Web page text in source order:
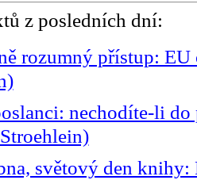
z posledních dní:
rozumný přístup:
nechodíte-li do
světový den